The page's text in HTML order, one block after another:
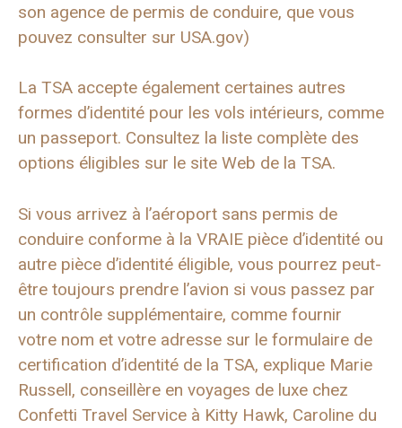
son agence de permis de conduire, que vous
pouvez consulter sur USA.gov)
La TSA accepte également certaines autres
formes d’identité pour les vols intérieurs, comme
un passeport. Consultez la liste complète des
options éligibles sur le site Web de la TSA.
Si vous arrivez à l’aéroport sans permis de
conduire conforme à la VRAIE pièce d’identité ou
autre pièce d’identité éligible, vous pourrez peut-
être toujours prendre l’avion si vous passez par
un contrôle supplémentaire, comme fournir
votre nom et votre adresse sur le formulaire de
certification d’identité de la TSA, explique Marie
Russell, conseillère en voyages de luxe chez
Confetti Travel Service à Kitty Hawk, Caroline du